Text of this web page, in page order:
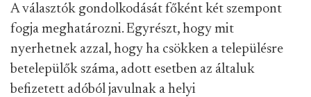
A választók gondolkodását főként két szempont
fogja meghatározni. Egyrészt, hogy mit
nyerhetnek azzal, hogy ha csökken a településre
betelepülők száma, adott esetben az általuk
befizetett adóból javulnak a helyi